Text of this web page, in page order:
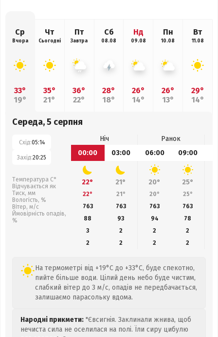
Ср
Вчора
33°
19°
Чт
Сьогодні
35°
21°
Пт
Завтра
36°
22°
Сб
08.08
28°
18°
Нд
09.08
26°
14°
Пн
10.08
26°
13°
Вт
11.08
29°
14°
Середа, 5 серпня
Схід:05:14
Захід:20:25
Температура С°
Відчувається як
Тиск, мм
Вологість, %
Вітер, м/с
Ймовірність опадів,
%
Ніч
Ранок
00:00
03:00 06:00 09:00
22° 21° 20° 25°
22° 21° 20° 25°
763
763 763 763
88
93 94 78
3
2 2
2
2
2 2 2
На термометрі від +19°C до +33°C, буде спекотно,
пийте більше води. Цілий день небо буде чистим,
слабкий вітер до 3 м/с, опадів не передбачається,
залишаємо парасольку вдома.
Народні прикмети: "Євсигнія. Заклинали жнива, щоб
нечиста сила не оселилася на полі. Їли сиру цибулю